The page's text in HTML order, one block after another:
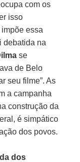
com os
isso
essa
debatida na
se
de Belo
seu filme”. As
a campanha
construção da
é simpático
dos povos.
dos